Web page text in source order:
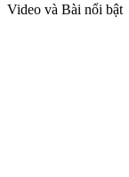
Video và Bài nổi bật